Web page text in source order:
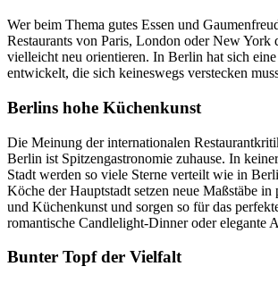
Wer beim Thema gutes Essen und
Restaurants von Paris, London oder New York
vielleicht neu orientieren. In Berlin hat sich
entwickelt, die sich keineswegs verstecken
Berlins hohe Küchenkunst
Die Meinung der internationalen
Berlin ist Spitzengastronomie zuhause. In
Stadt werden so viele Sterne verteilt wie in
Köche der Hauptstadt setzen neue Maßstäbe
und Küchenkunst und sorgen so für das
romantische Candlelight-Dinner oder elegante
Bunter Topf der Vielfalt